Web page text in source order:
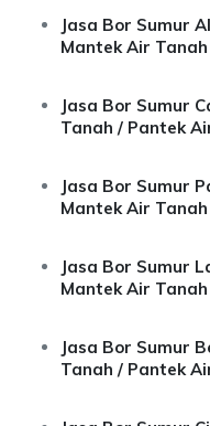
Jasa Bor Sumur
Mantek Air
Jasa Bor Sumur
Tanah / Pantek
Jasa Bor Sumur
Mantek Air
Jasa Bor Sumur
Mantek Air
Jasa Bor Sumur
Tanah / Pantek